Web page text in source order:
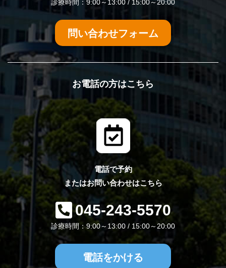
診療時間：9:00～13:00 / 15:00～20:00
問い合わせフォーム
お電話の方はこちら
電話で予約
またはお問い合わせはこちら
045-243-5570
診療時間：9:00～13:00 / 15:00～20:00
電話をかける